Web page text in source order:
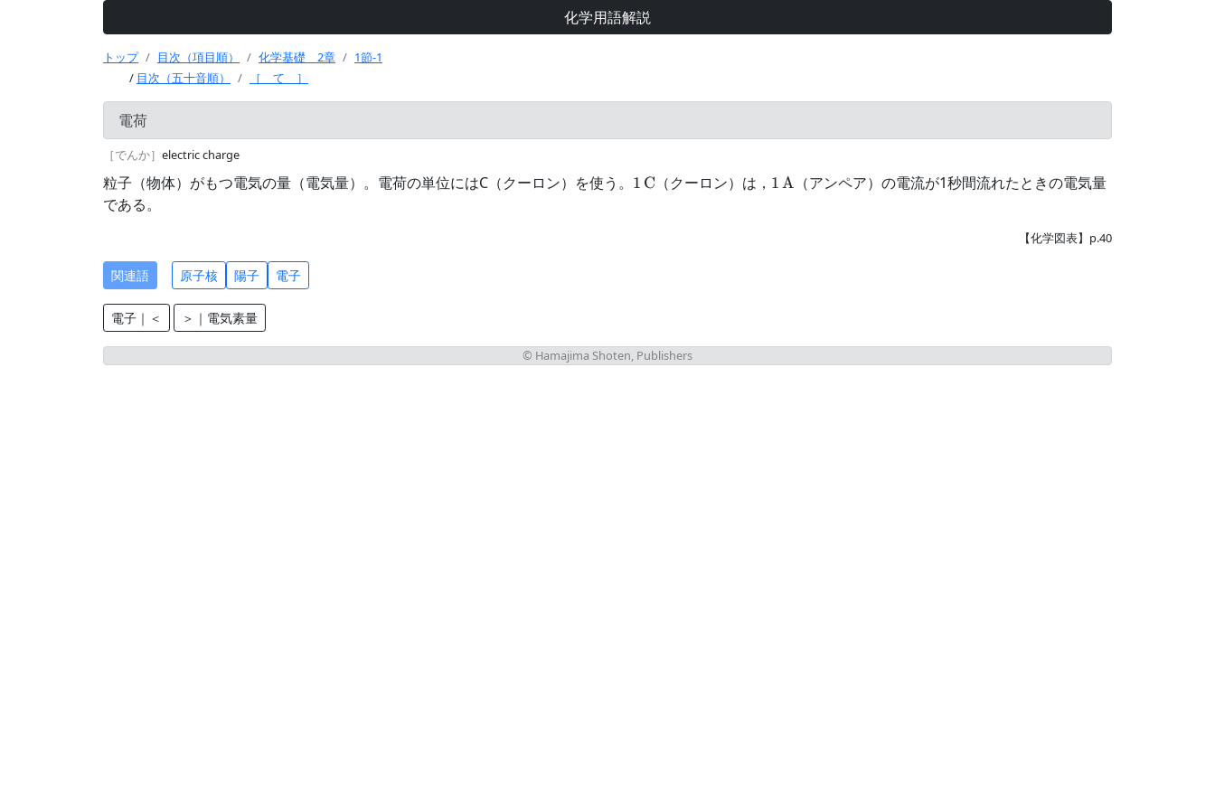
化学用語解説
トップ 目次（項目順） 化学基礎 2章
1節-1
/ 目次（五十音順） ［ て ］
電荷
［でんか］ electric charge
粒子（物体）がもつ電気の量（電気量）。電荷の単位にはC（クーロン）を使う。 1\unit{C}
1 C （クーロン）は， 1\unit{A}
1A （アンペア）の電流が1秒間流れたときの電気量
である。
【化学図表】p.40
関連語 原子核 陽子 電子
電子｜＜ ＞｜電気素量
© Hamajima Shoten, Publishers